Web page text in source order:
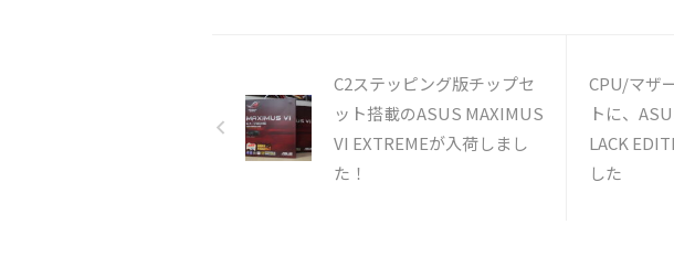
C2ステッピング版チップセ
ット搭載のASUS MAXIMUS
VI EXTREMEが入荷しまし
た！
CPU/マザ
トに、
LACK
した